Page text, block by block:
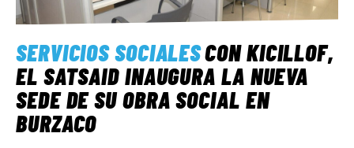
SERVICIOS SOCIALESCON KICILLOF,
EL SATSAID INAUGURA LA NUEVA
SEDE DE SU OBRA SOCIAL EN
BURZACO